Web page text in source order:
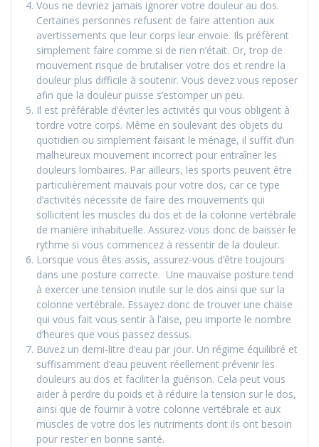
Vous ne devriez jamais ignorer votre douleur au dos.
Certaines personnes refusent de faire attention aux
avertissements que leur corps leur envoie. Ils préfèrent
simplement faire comme si de rien n’était. Or, trop de
mouvement risque de brutaliser votre dos et rendre la
douleur plus difficile à soutenir. Vous devez vous reposer
afin que la douleur puisse s’estomper un peu.
Il est préférable d’éviter les activités qui vous obligent à
tordre votre corps. Même en soulevant des objets du
quotidien ou simplement faisant le ménage, il suffit d’un
malheureux mouvement incorrect pour entraîner les
douleurs lombaires. Par ailleurs, les sports peuvent être
particulièrement mauvais pour votre dos, car ce type
d’activités nécessite de faire des mouvements qui
sollicitent les muscles du dos et de la colonne vertébrale
de manière inhabituelle. Assurez-vous donc de baisser le
rythme si vous commencez à ressentir de la douleur.
Lorsque vous êtes assis, assurez-vous d’être toujours
dans une posture correcte. Une mauvaise posture tend
à exercer une tension inutile sur le dos ainsi que sur la
colonne vertébrale. Essayez donc de trouver une chaise
qui vous fait vous sentir à l’aise, peu importe le nombre
d’heures que vous passez dessus.
Buvez un demi-litre d’eau par jour. Un régime équilibré et
suffisamment d’eau peuvent réellement prévenir les
douleurs au dos et faciliter la guérison. Cela peut vous
aider à perdre du poids et à réduire la tension sur le dos,
ainsi que de fournir à votre colonne vertébrale et aux
muscles de votre dos les nutriments dont ils ont besoin
pour rester en bonne santé.